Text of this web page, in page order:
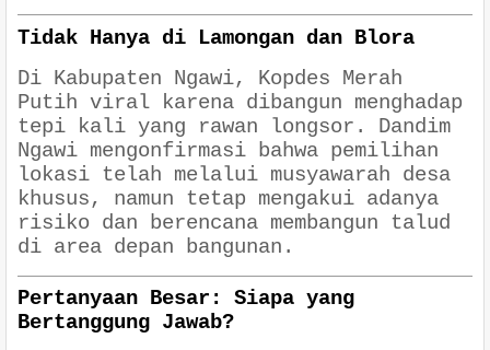
Tidak Hanya di Lamongan dan Blora
Di Kabupaten Ngawi, Kopdes Merah
Putih viral karena dibangun menghadap
tepi kali yang rawan longsor. Dandim
Ngawi mengonfirmasi bahwa pemilihan
lokasi telah melalui musyawarah desa
khusus, namun tetap mengakui adanya
risiko dan berencana membangun talud
di area depan bangunan.
Pertanyaan Besar: Siapa yang
Bertanggung Jawab?